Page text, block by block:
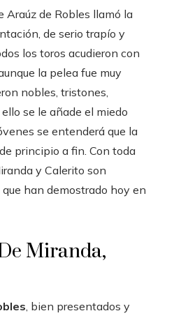
Araúz de Robles llamó la
de serio trapío y
los toros acudieron con
la pelea fue muy
nobles, tristones,
se le añade el miedo
se entenderá que la
principio a fin. Con toda
y Calerito son
han demostrado hoy en
Miranda,
, bien presentados y